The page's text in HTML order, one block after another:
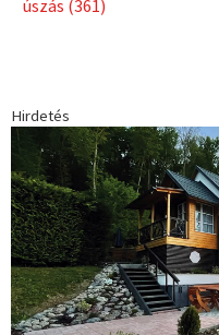
(181)Jégkorong(148)
kosárlabda(166) kézilabda
labdarúgóválogatott(148)
Dakar Team(132)Rali
2016(373) sport(438)
(316)Szalay Balázs(126)
(126)Video (247)
(222)vívás(174)vízilabda
úszás(361)